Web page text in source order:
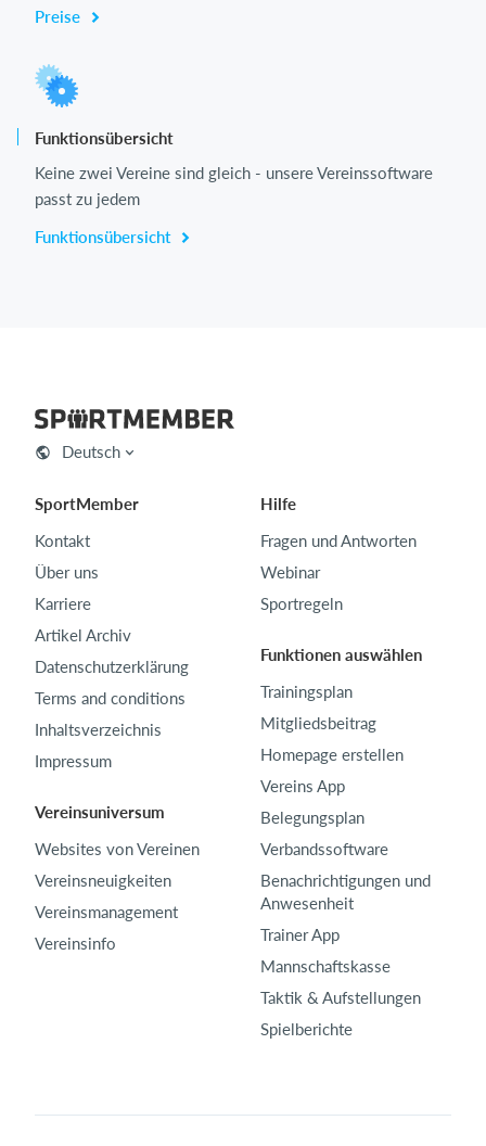
Preise
Funktionsübersicht
Keine zwei Vereine sind gleich - unsere Vereinssoftware
passt zu jedem
Funktionsübersicht
Deutsch
SportMember
Kontakt
Über uns
Karriere
Artikel Archiv
Datenschutzerklärung
Terms and conditions
Inhaltsverzeichnis
Impressum
Vereinsuniversum
Websites von Vereinen
Vereinsneuigkeiten
Vereinsmanagement
Vereinsinfo
Hilfe
Fragen und Antworten
Webinar
Sportregeln
Funktionen auswählen
Trainingsplan
Mitgliedsbeitrag
Homepage erstellen
Vereins App
Belegungsplan
Verbandssoftware
Benachrichtigungen und
Anwesenheit
Trainer App
Mannschaftskasse
Taktik & Aufstellungen
Spielberichte